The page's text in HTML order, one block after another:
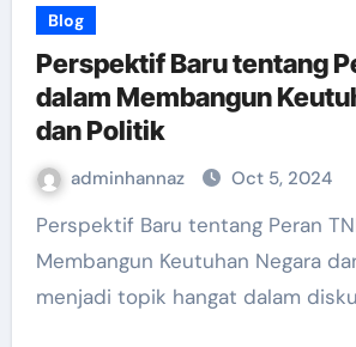
Blog
Perspektif Baru tentang
dalam Membangun
dan Politik
adminhannaz Oct 5, 2024
Perspektif Baru tentang Peran TNI dalam
Membangun Keutuhan Negara
menjadi topik hangat dalam